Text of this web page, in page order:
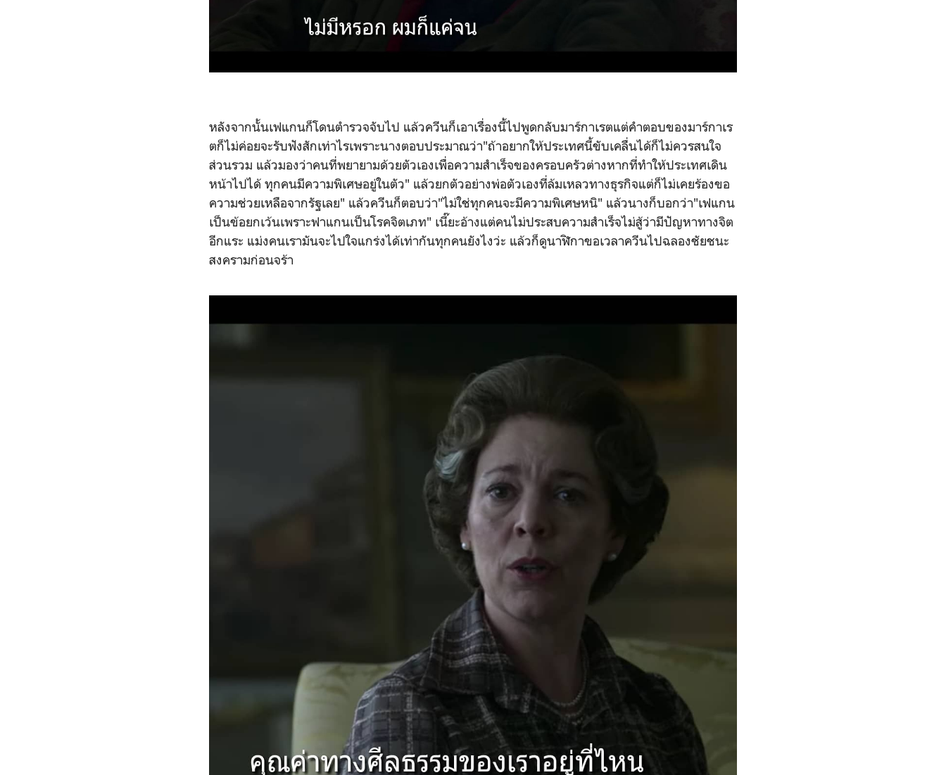
หลังจากนั้นเฟแกนก็โดนตำรวจจับไป แล้วควีนก็เอาเรื่องนี้ไปพูดกลับมาร์กาเรตแต่คำตอบของมาร์กาเร
ตก็ไม่ค่อยจะรับฟังสักเท่าไรเพราะนางตอบประมาณว่า"ถ้าอยากให้ประเทศนี้ขับเคลื่นได้ก็ไม่ควรสนใจ
ส่วนรวม แล้วมองว่าคนที่พยายามด้วยตัวเองเพื่อความสำเร็จของครอบครัวต่างหากที่ทำให้ประเทศเดิน
หน้าไปได้ ทุกคนมีความพิเศษอยู่ในตัว" แล้วยกตัวอย่างพ่อตัวเองที่ล้มเหลวทางธุรกิจแต่ก็ไม่เคยร้องขอ
ความช่วยเหลือจากรัฐเลย" แล้วควีนก็ตอบว่า"ไม่ใช่ทุกคนจะมีความพิเศษหนิ" แล้วนางก็บอกว่า"เฟแกน
เป็นข้อยกเว้นเพราะฟาแกนเป็นโรคจิตเภท" เนี๊ยะอ้างแต่คนไม่ประสบความสำเร็จไม่สู้ว่ามีปัญหาทางจิต
อีกแระ แม่งคนเรามันจะไปใจแกร่งได้เท่ากันทุกคนยังไงว่ะ แล้วก็ดูนาฬิกาขอเวลาควีนไปฉลองชัยชนะ
สงครามก่อนจร้า